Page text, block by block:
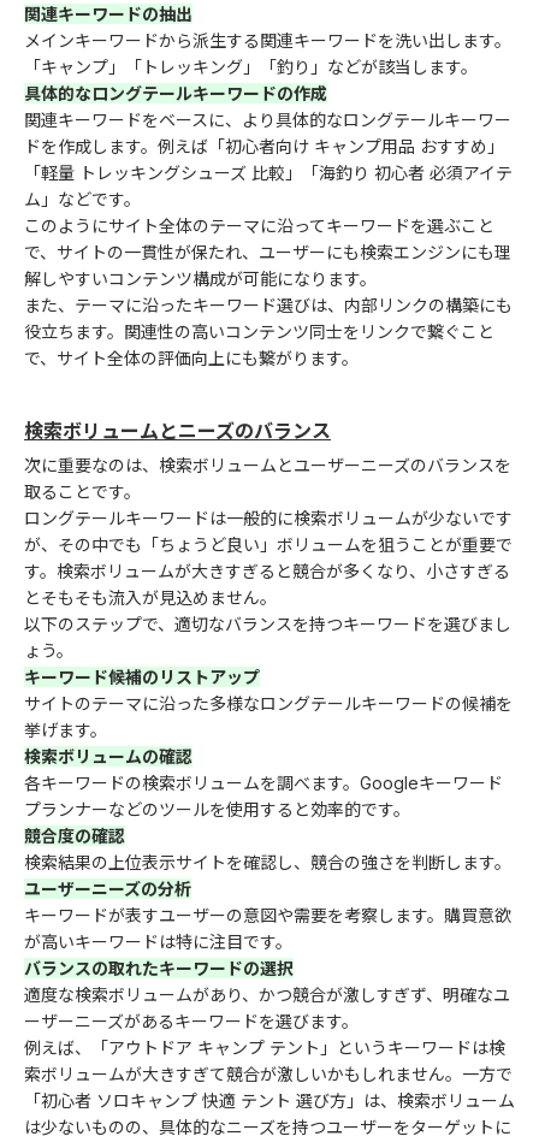
関連キーワードの抽出
メインキーワードから派生する関連キーワードを洗い出します。
「キャンプ」「トレッキング」「釣り」などが該当します。
具体的なロングテールキーワードの作成
関連キーワードをベースに、より具体的なロングテールキーワー
ドを作成します。例えば「初心者向け キャンプ用品 おすすめ」
「軽量 トレッキングシューズ 比較」「海釣り 初心者 必須アイテ
ム」などです。
このようにサイト全体のテーマに沿ってキーワードを選ぶこと
で、サイトの一貫性が保たれ、ユーザーにも検索エンジンにも理
解しやすいコンテンツ構成が可能になります。
また、テーマに沿ったキーワード選びは、内部リンクの構築にも
役立ちます。関連性の高いコンテンツ同士をリンクで繋ぐこと
で、サイト全体の評価向上にも繋がります。
検索ボリュームとニーズのバランス
次に重要なのは、検索ボリュームとユーザーニーズのバランスを
取ることです。
ロングテールキーワードは一般的に検索ボリュームが少ないです
が、その中でも「ちょうど良い」ボリュームを狙うことが重要で
す。検索ボリュームが大きすぎると競合が多くなり、小さすぎる
とそもそも流入が見込めません。
以下のステップで、適切なバランスを持つキーワードを選びまし
ょう。
キーワード候補のリストアップ
サイトのテーマに沿った多様なロングテールキーワードの候補を
挙げます。
検索ボリュームの確認
各キーワードの検索ボリュームを調べます。Googleキーワード
プランナーなどのツールを使用すると効率的です。
競合度の確認
検索結果の上位表示サイトを確認し、競合の強さを判断します。
ユーザーニーズの分析
キーワードが表すユーザーの意図や需要を考察します。購買意欲
が高いキーワードは特に注目です。
バランスの取れたキーワードの選択
適度な検索ボリュームがあり、かつ競合が激しすぎず、明確なユ
ーザーニーズがあるキーワードを選びます。
例えば、「アウトドア キャンプ テント」というキーワードは検
索ボリュームが大きすぎて競合が激しいかもしれません。一方で
「初心者 ソロキャンプ 快適 テント 選び方」は、検索ボリューム
は少ないものの、具体的なニーズを持つユーザーをターゲットに